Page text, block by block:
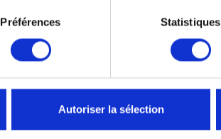
Préférences Statistiques
Autoriser la sélection
Kit Entretien Moteur Yamaha
Xmax 300 2017-2024
102,00 €